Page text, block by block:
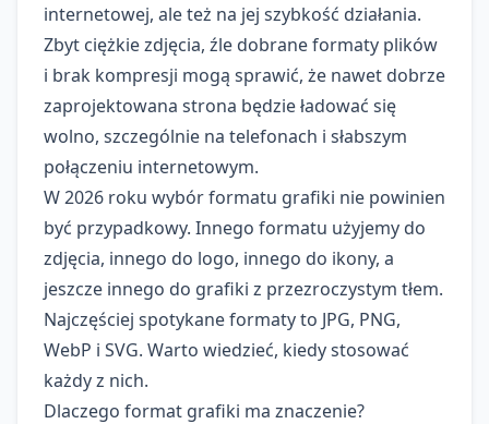
internetowej, ale też na jej szybkość działania.
Zbyt ciężkie zdjęcia, źle dobrane formaty plików
i brak kompresji mogą sprawić, że nawet dobrze
zaprojektowana strona będzie ładować się
wolno, szczególnie na telefonach i słabszym
połączeniu internetowym.
W 2026 roku wybór formatu grafiki nie powinien
być przypadkowy. Innego formatu użyjemy do
zdjęcia, innego do logo, innego do ikony, a
jeszcze innego do grafiki z przezroczystym tłem.
Najczęściej spotykane formaty to JPG, PNG,
WebP i SVG. Warto wiedzieć, kiedy stosować
każdy z nich.
Dlaczego format grafiki ma znaczenie?